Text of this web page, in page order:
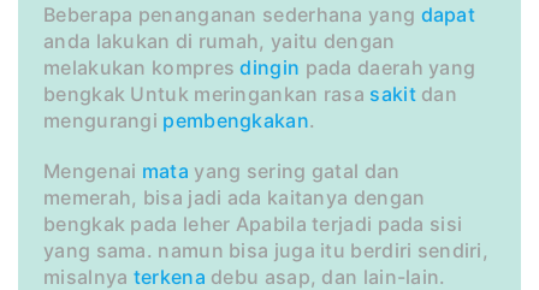
Beberapa penanganan sederhana yang dapat
anda lakukan di rumah, yaitu dengan
melakukan kompresdingin pada daerah yang
bengkak Untuk meringankan rasa sakitdan
mengurangi pembengkakan.
Mengenai mata yang sering gatal dan
memerah, bisa jadi ada kaitanya dengan
bengkak pada leher Apabila terjadi pada sisi
yang sama. namun bisa juga itu berdiri sendiri,
misalnya terkena debu asap, dan lain-lain.